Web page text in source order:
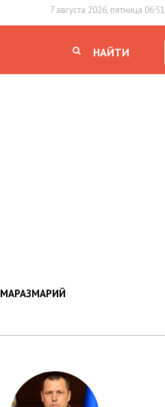
7 августа 2026, пятница 06:51
НАЙТИ
МАРАЗМАРИЙ